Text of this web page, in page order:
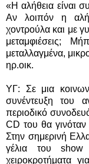
«Η αλήθεια είναι
Αν λοιπόν η
χοντρούλα και με
μεταμφιέσεις;
μεταλλαγμένα,
ηρ.οικ.
ΥΓ: Σε μια
συνέντευξη του
περιοδικό
CD του θα γινόταν
Στην σημερινή
γέλια του show
χειροκροτήματα